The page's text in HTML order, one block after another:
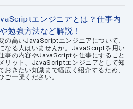
エンジニアとは？仕事内
勉強方法など解説！
の高いJavaScriptエンジニアについて、
なる人はいませんか。JavaScriptを用い
事の内容やJavaScriptを仕事にすること
リット、JavaScriptエンジニアとして知
おきたい知識まで幅広く紹介するため、
ご一読ください。